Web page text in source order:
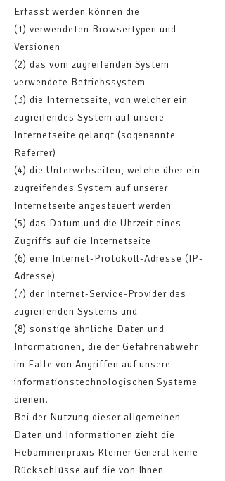
Erfasst werden können die
(1) verwendeten Browsertypen und
Versionen
(2) das vom zugreifenden System
verwendete Betriebssystem
(3) die Internetseite, von welcher ein
zugreifendes System auf unsere
Internetseite gelangt (sogenannte
Referrer)
(4) die Unterwebseiten, welche über ein
zugreifendes System auf unserer
Internetseite angesteuert werden
(5) das Datum und die Uhrzeit eines
Zugriffs auf die Internetseite
(6) eine Internet-Protokoll-Adresse (IP-
Adresse)
(7) der Internet-Service-Provider des
zugreifenden Systems und
(8) sonstige ähnliche Daten und
Informationen, die der Gefahrenabwehr
im Falle von Angriffen auf unsere
informationstechnologischen Systeme
dienen.
Bei der Nutzung dieser allgemeinen
Daten und Informationen zieht die
Hebammenpraxis Kleiner General keine
Rückschlüsse auf die von Ihnen